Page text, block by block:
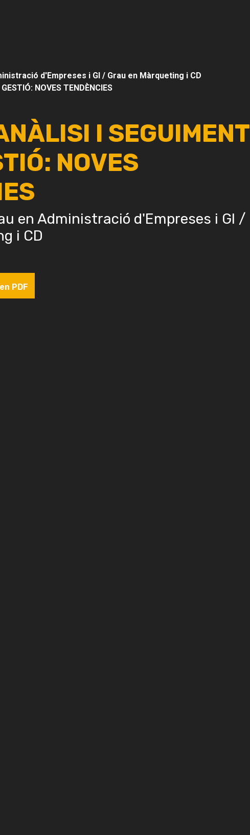
d'Empreses i GI / Grau en Màrqueting i CD
NOVES TENDÈNCIES
I SEGUIMENT
NOVES
en Administració d'Empreses i GI /
i CD
PDF